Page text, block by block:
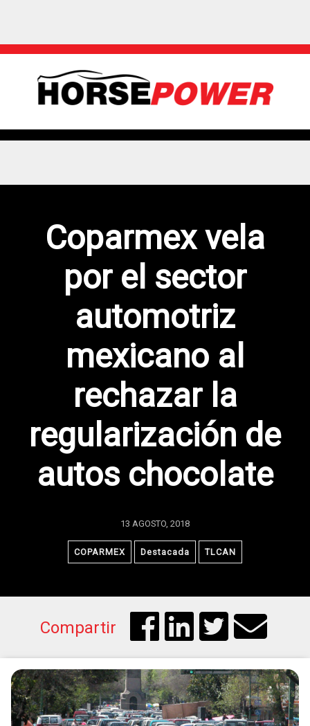
Coparmex vela
por el sector
automotriz
mexicano al
rechazar la
regularización de
autos chocolate
13 AGOSTO, 2018
COPARMEX Destacada TLCAN
Compartir